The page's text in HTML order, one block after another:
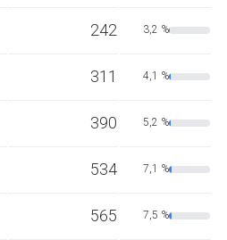
242 3,2 %
311 4,1 %
390 5,2 %
534 7,1 %
565 7,5 %